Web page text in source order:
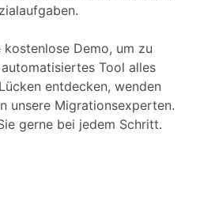
kostenlose Demo, um zu
Tool alles
entdecken, wenden
unsere Migrationsexperten.
gerne bei jedem Schritt.